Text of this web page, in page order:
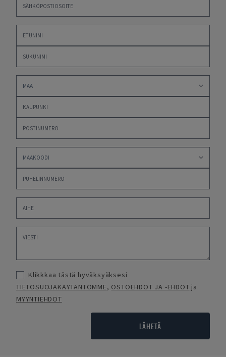
Klikkkaa tästä hyväksyäksesi
TIETOSUOJAKÄYTÄNTÖMME, OSTOEHDOT JA -EHDOT ja
MYYNTIEHDOT
LÄHETÄ